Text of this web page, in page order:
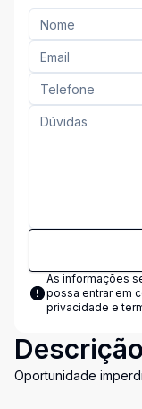
As informações
possa entrar em
privacidade e
Descrição
Oportunidade